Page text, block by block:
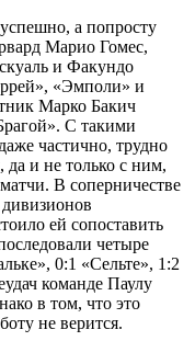
а попросту
Марио Гомес,
и Факундо
«Эмполи» и
Марко Бакич
С такими
частично, трудно
и не только с ним,
В соперничестве
ей сопоставить
четыре
0:1 «Сельте», 1:2
команде Паулу
в том, что это
не верится.